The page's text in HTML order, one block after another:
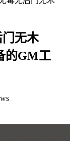
无木
的GM工